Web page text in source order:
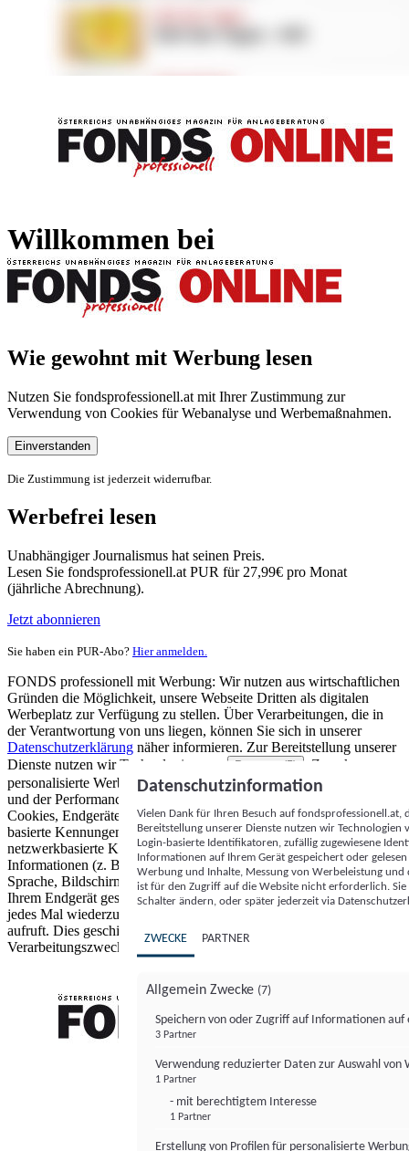
Willkommen bei
Wie gewohnt mit Werbung lesen
Nutzen Sie fondsprofessionell.at mit Ihrer Zustimmung zur
Verwendung von Cookies für Webanalyse und Werbemaßnahmen.
Einverstanden
Die Zustimmung ist jederzeit widerrufbar.
Werbefrei lesen
Unabhängiger Journalismus hat seinen Preis.
Lesen Sie fondsprofessionell.at PUR für 27,99€ pro Monat
(jährliche Abrechnung).
Jetzt abonnieren
Sie haben ein PUR-Abo? Hier anmelden.
FONDS professionell mit Werbung: Wir nutzen aus wirtschaftlichen
Gründen die Möglichkeit, unsere Webseite Dritten als digitalen
Werbeplatz zur Verfügung zu stellen. Über Verarbeitungen, die in
der Verantwortung von uns liegen, können Sie sich in unserer
Datenschutzerklärung näher informieren. Zur Bereitstellung unserer
Dienste nutzen wir Technologien von
Partnern (5)
. Zwecke:
personalisierte Werbung und Inhalte, Messung von Werbeleistung
und der Performance von Inhalten sowie Zielgruppenforschung.
Cookies, Endgeräte- oder ähnliche Online-Kennungen (z. B. login-
basierte Kennungen, zufällig generierte Kennungen,
netzwerkbasierte Kennungen) können zusammen mit anderen
Informationen (z. B. Browsertyp und Browserinformationen,
Sprache, Bildschirmgröße, unterstützte Technologien usw.) auf
Ihrem Endgerät gespeichert oder von dort ausgelesen werden, um es
jedes Mal wiederzuerkennen, wenn es eine App oder einer Webseite
aufruft. Dies geschieht für einen oder mehrere der hier aufgeführten
Verarbeitungszwecke.
Datenschutzinformation
Vielen Dank für Ihren Besuch auf
Bereitstellung unserer Dienste nutzen wir Technologien
Login-basierte Identifikatoren, zufällig zugewiesene
Informationen auf Ihrem Gerät gespeichert oder
Werbung und Inhalte, Messung von Werbeleistung
ist für den Zugriff auf die Website nicht erforderlich.
Schalter ändern, oder später jederzeit via
ZWECKE PARTNER
Allgemein Zwecke (7)
Speichern von oder Zugriff auf Informationen auf
3 Partner
Verwendung reduzierter Daten zur Auswahl von
1 Partner
- mit berechtigtem Interesse
1 Partner
Erstellung von Profilen für personalisierte
FONDS professionell